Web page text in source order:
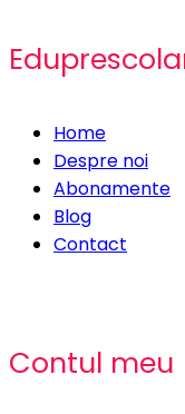
Home
Despre noi
Abonamente
Blog
Contact
Contul meu